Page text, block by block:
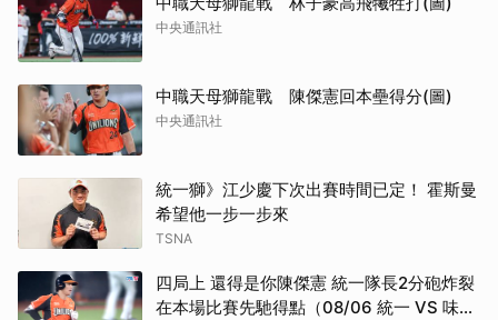
中央通訊社
中職天母獅龍戰 陳傑憲回本壘得分(圖)
中央通訊社
統一獅》江少慶下次出賽時間已定！ 霍斯曼
希望他一步一步來
TSNA
四局上 還得是你陳傑憲 統一隊長2分砲炸裂
在本場比賽先馳得點（08/06 統一 VS 味